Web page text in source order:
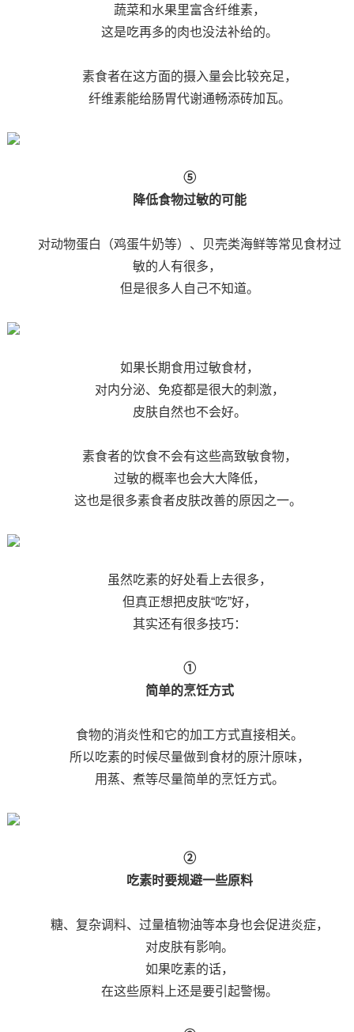
蔬菜和水果里富含纤维素，
这是吃再多的肉也没法补给的。
素食者在这方面的摄入量会比较充足，
纤维素能给肠胃代谢通畅添砖加瓦。
⑤
降低食物过敏的可能
对动物蛋白（鸡蛋牛奶等）、贝壳类海鲜等常见食材过
敏的人有很多，
但是很多人自己不知道。
如果长期食用过敏食材，
对内分泌、免疫都是很大的刺激，
皮肤自然也不会好。
素食者的饮食不会有这些高致敏食物，
过敏的概率也会大大降低，
这也是很多素食者皮肤改善的原因之一。
虽然吃素的好处看上去很多，
但真正想把皮肤“吃”好，
其实还有很多技巧：
①
简单的烹饪方式
食物的消炎性和它的加工方式直接相关。
所以吃素的时候尽量做到食材的原汁原味，
用蒸、煮等尽量简单的烹饪方式。
②
吃素时要规避一些原料
糖、复杂调料、过量植物油等本身也会促进炎症，
对皮肤有影响。
如果吃素的话，
在这些原料上还是要引起警惕。